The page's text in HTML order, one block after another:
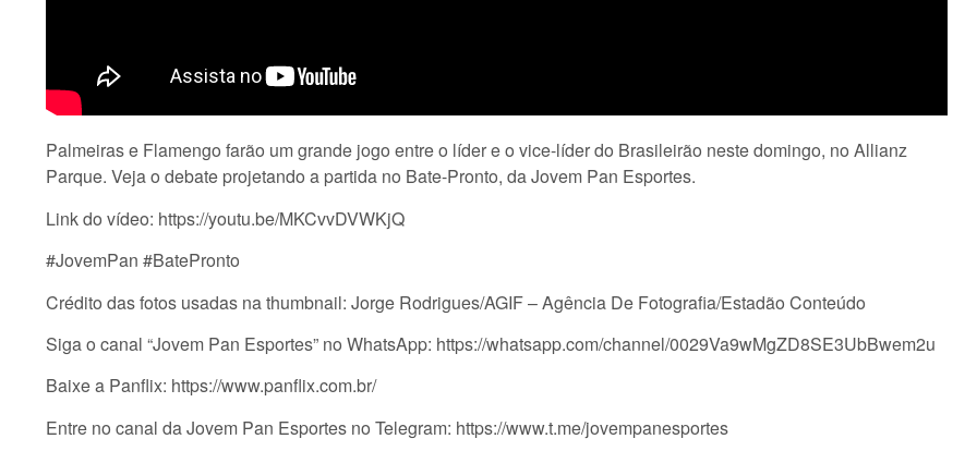
Palmeiras e Flamengo farão um grande jogo entre o líder e o vice-líder do Brasileirão neste domingo, no Allianz
Parque. Veja o debate projetando a partida no Bate-Pronto, da Jovem Pan Esportes.
Link do vídeo: https://youtu.be/MKCvvDVWKjQ
#JovemPan #BatePronto
Crédito das fotos usadas na thumbnail: Jorge Rodrigues/AGIF – Agência De Fotografia/Estadão Conteúdo
Siga o canal “Jovem Pan Esportes” no WhatsApp: https://whatsapp.com/channel/0029Va9wMgZD8SE3UbBwem2u
Baixe a Panflix: https://www.panflix.com.br/
Entre no canal da Jovem Pan Esportes no Telegram: https://www.t.me/jovempanesportes